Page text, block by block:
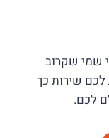
שמי שקרוב
לכם שירות כך
לכם.